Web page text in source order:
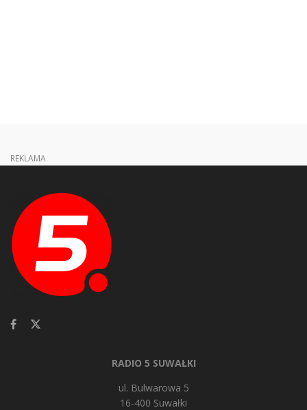
REKLAMA
RADIO 5 SUWAŁKI
ul. Bulwarowa 5
16-400 Suwałki